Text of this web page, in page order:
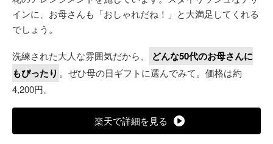
インに、お母さんも「おしゃれだね！」と大満足してくれる
でしょう。
洗練された大人な雰囲気だから、
どんな50代のお母さんに
もぴったり 。ぜひ母の日ギフトに選んでみて。価格は約
4,200円。
楽天で詳細を見る